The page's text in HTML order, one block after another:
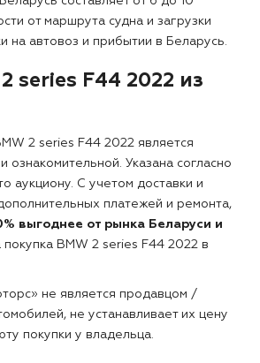
от маршрута судна и загрузки
на автовоз и прибытии в Беларусь.
series F44 2022 из
2 series F44 2022 является
ознакомительной. Указана согласно
аукциону. С учетом доставки и
платежей и ремонта,
выгоднее от рынка Беларуси и
BMW 2 series F44 2022 в
не является продавцом /
не устанавливает их цену
покупки у владельца.